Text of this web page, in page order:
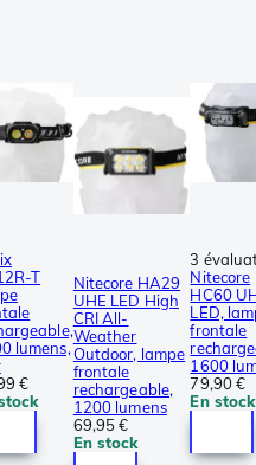
T
lumens,
€
Nitecore HA29
UHE LED High
CRI All-
Weather
Outdoor, lampe
frontale
rechargeable,
1200 lumens
69,95 €
En stock
3
Nitecore
HC60
LED,
frontale
1600
79,90 €
En stock